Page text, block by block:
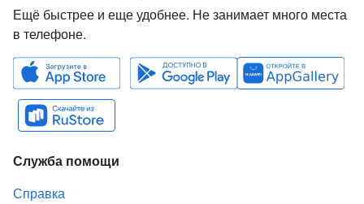
Ещё быстрее и еще удобнее. Не занимает много места
в телефоне.
Служба помощи
Справка